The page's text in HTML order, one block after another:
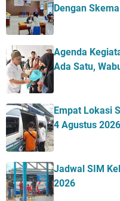
Dengan
Agenda
Ada Satu,
Empat Lokasi
4 Agustus 2026
Jadwal SIM
2026